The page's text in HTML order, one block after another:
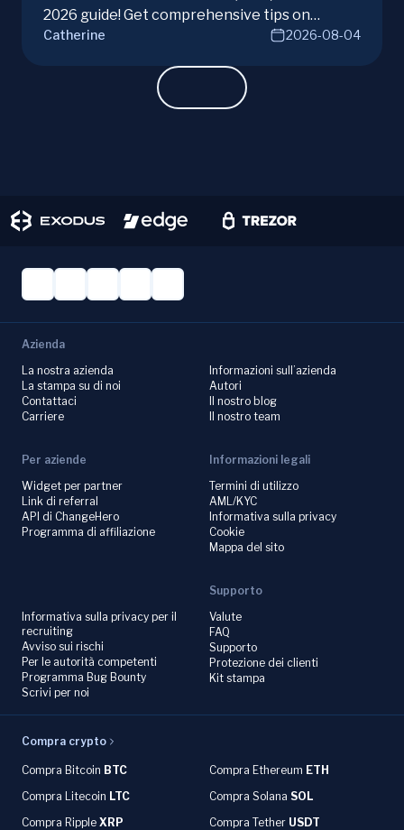
2026 guide! Get comprehensive tips on
hardware, software, and techniques for
Catherine 2026-08-04
Azienda
La nostra azienda
La stampa su di noi
Contattaci
Carriere
Informazioni sull’azienda
Autori
Il nostro blog
Il nostro team
Per aziende
Widget per partner
Link di referral
API di ChangeHero
Programma di affiliazione
Informazioni legali
Termini di utilizzo
AML/KYC
Informativa sulla privacy
Cookie
Mappa del sito
Informativa sulla privacy per il
recruiting
Avviso sui rischi
Per le autorità competenti
Programma Bug Bounty
Scrivi per noi
Supporto
Valute
FAQ
Supporto
Protezione dei clienti
Kit stampa
Compra crypto
Compra Bitcoin BTC Compra Ethereum ETH
Compra Litecoin LTC Compra Solana SOL
Compra Ripple XRP Compra Tether USDT